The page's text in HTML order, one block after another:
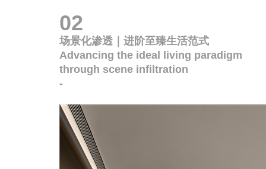
02
场景化渗透｜进阶至臻生活范式
Advancing the ideal living paradigm
through scene infiltration
-